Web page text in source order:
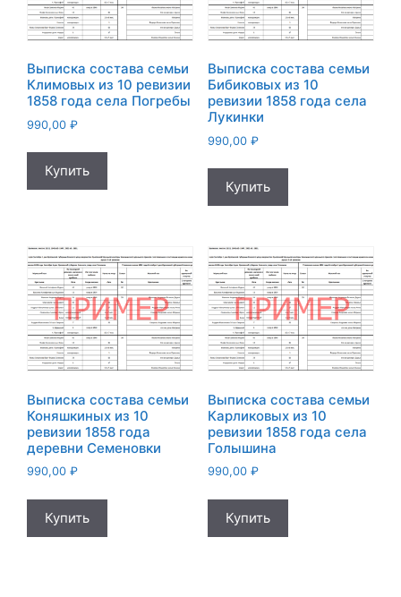
Матенино
Выписка состава семьи
Климовых из 10 ревизии
1858 года села Погребы
990,00 ₽
Купить
Выписка состава семьи
Бибиковых из 10
ревизии 1858 года села
Лукинки
990,00 ₽
Купить
Выписка состава семьи
Коняшкиных из 10
ревизии 1858 года
деревни Семеновки
990,00 ₽
Купить
Выписка состава семьи
Карликовых из 10
ревизии 1858 года села
Голышина
990,00 ₽
Купить